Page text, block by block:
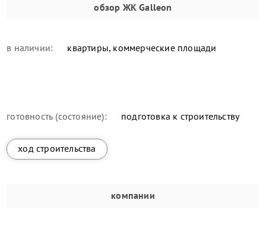
обзор ЖК Galleon
в наличии: квартиры, коммерческие площади
готовность (состояние): подготовка к строительству
ход строительства
компании